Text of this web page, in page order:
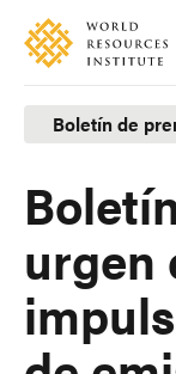
Skip
main
content
Accessibility
Boletín de
urgen